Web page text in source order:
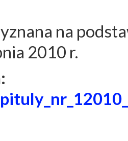
na
2010 r.